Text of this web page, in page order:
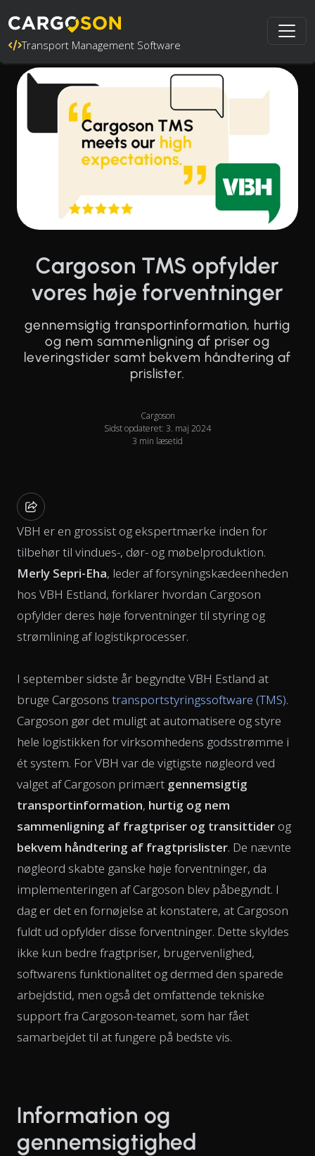
Transport Management Software
Cargoson TMS opfylder
vores høje forventninger
gennemsigtig transportinformation, hurtig
og nem sammenligning af priser og
leveringstider samt bekvem håndtering af
prislister.
Cargoson
Sidst opdateret: 3. maj 2024
3 min læsetid
VBH er en grossist og ekspertmærke inden for
tilbehør til vindues-, dør- og møbelproduktion.
Merly Sepri-Eha, leder af forsyningskædeenheden
hos VBH Estland, forklarer hvordan Cargoson
opfylder deres høje forventninger til styring og
strømlining af logistikprocesser.
I september sidste år begyndte VBH Estland at
bruge Cargosons transportstyringssoftware (TMS).
Cargoson gør det muligt at automatisere og styre
hele logistikken for virksomhedens godsstrømme i
ét system. For VBH var de vigtigste nøgleord ved
valget af Cargoson primært gennemsigtig
transportinformation, hurtig og nem
sammenligning af fragtpriser og transittider og
bekvem håndtering af fragtprislister. De nævnte
nøgleord skabte ganske høje forventninger, da
implementeringen af Cargoson blev påbegyndt. I
dag er det en fornøjelse at konstatere, at Cargoson
fuldt ud opfylder disse forventninger. Dette skyldes
ikke kun bedre fragtpriser, brugervenlighed,
softwarens funktionalitet og dermed den sparede
arbejdstid, men også det omfattende tekniske
support fra Cargoson-teamet, som har fået
samarbejdet til at fungere på bedste vis.
Information og
gennemsigtighed